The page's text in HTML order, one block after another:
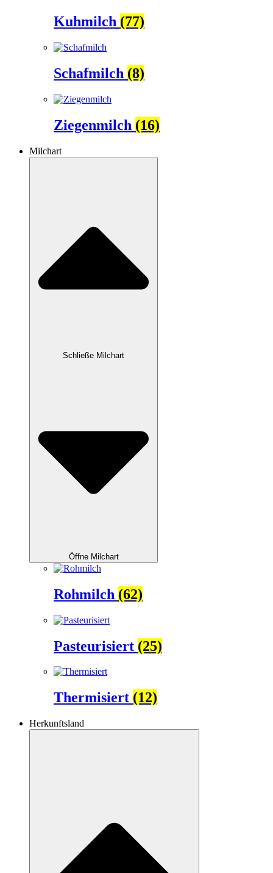
Kuhmilch (77)
Schafmilch (8)
Ziegenmilch (16)
Milchart
Schließe Milchart
Öffne Milchart
Rohmilch (62)
Pasteurisiert (25)
Thermisiert (12)
Herkunftsland